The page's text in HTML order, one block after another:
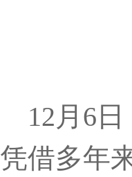
12月6日
凭借多年